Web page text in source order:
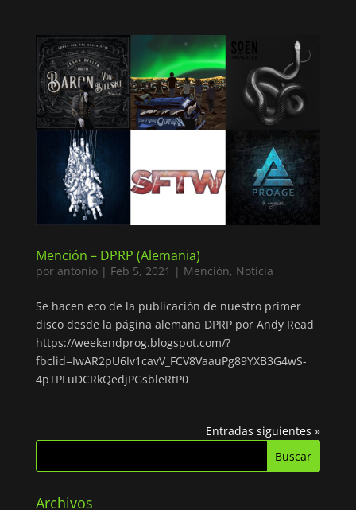
Mención – DPRP (Alemania)
por antonio| Feb 5, 2021 | Mención, Noticia
Se hacen eco de la publicación de nuestro primer
disco desde la página alemana DPRP por Andy Read
https://weekendprog.blogspot.com/?
fbclid=IwAR2pU6Iv1cavV_FCV8VaauPg89YXB3G4wS-
4pTPLuDCRkQedjPGsbleRtP0
Entradas siguientes »
Archivos